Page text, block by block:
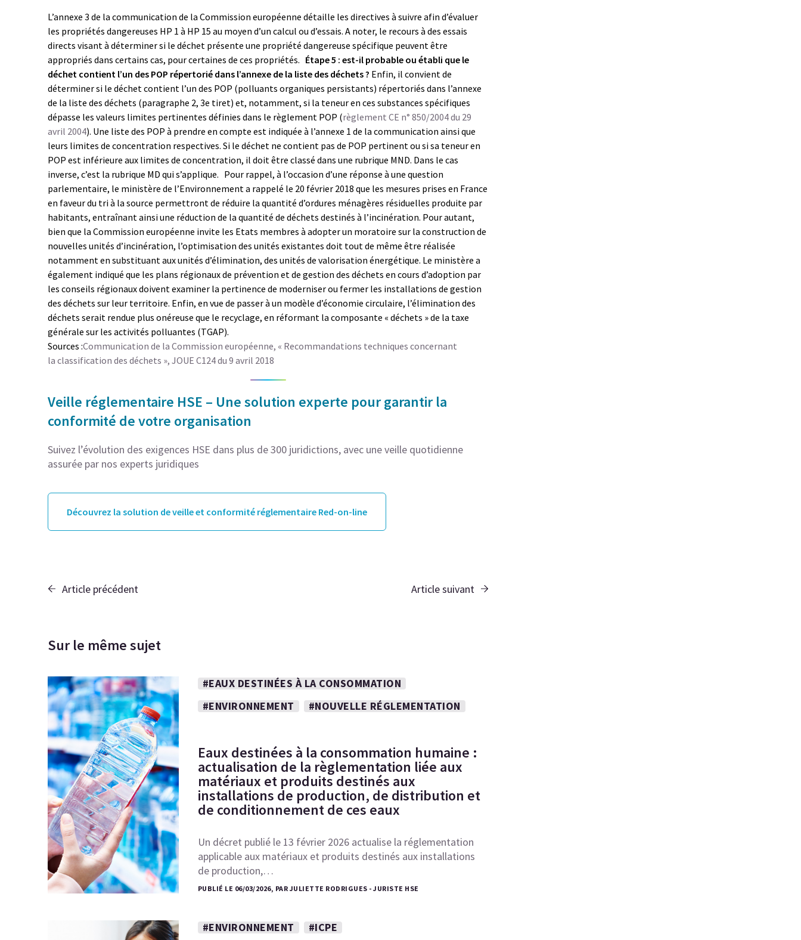
L’annexe 3 de la communication de la Commission européenne détaille les directives à suivre afin d’évaluer
les propriétés dangereuses HP 1 à HP 15 au moyen d’un calcul ou d’essais. A noter, le recours à des essais
directs visant à déterminer si le déchet présente une propriété dangereuse spécifique peuvent être
appropriés dans certains cas, pour certaines de ces propriétés. Étape 5 : est-il probable ou établi que le
déchet contient l’un des POP répertorié dans l’annexe de la liste des déchets ? Enfin, il convient de
déterminer si le déchet contient l’un des POP (polluants organiques persistants) répertoriés dans l’annexe
de la liste des déchets (paragraphe 2, 3e tiret) et, notamment, si la teneur en ces substances spécifiques
dépasse les valeurs limites pertinentes définies dans le règlement POP (règlement CE n° 850/2004 du 29
avril 2004). Une liste des POP à prendre en compte est indiquée à l’annexe 1 de la communication ainsi que
leurs limites de concentration respectives. Si le déchet ne contient pas de POP pertinent ou si sa teneur en
POP est inférieure aux limites de concentration, il doit être classé dans une rubrique MND. Dans le cas
inverse, c’est la rubrique MD qui s’applique. Pour rappel, à l’occasion d’une réponse à une question
parlementaire, le ministère de l’Environnement a rappelé le 20 février 2018 que les mesures prises en France
en faveur du tri à la source permettront de réduire la quantité d’ordures ménagères résiduelles produite par
habitants, entraînant ainsi une réduction de la quantité de déchets destinés à l’incinération. Pour autant,
bien que la Commission européenne invite les Etats membres à adopter un moratoire sur la construction de
nouvelles unités d’incinération, l’optimisation des unités existantes doit tout de même être réalisée
notamment en substituant aux unités d’élimination, des unités de valorisation énergétique. Le ministère a
également indiqué que les plans régionaux de prévention et de gestion des déchets en cours d’adoption par
les conseils régionaux doivent examiner la pertinence de moderniser ou fermer les installations de gestion
des déchets sur leur territoire. Enfin, en vue de passer à un modèle d’économie circulaire, l’élimination des
déchets serait rendue plus onéreuse que le recyclage, en réformant la composante « déchets » de la taxe
générale sur les activités polluantes (TGAP).
Sources :Communication de la Commission européenne, « Recommandations techniques concernant
la classification des déchets », JOUE C124 du 9 avril 2018
Veille réglementaire HSE – Une solution experte pour garantir la
conformité de votre organisation
Suivez l’évolution des exigences HSE dans plus de 300 juridictions, avec une veille quotidienne
assurée par nos experts juridiques
Découvrez la solution de veille et conformité réglementaire Red-on-line
Article précédent Article suivant
Sur le même sujet
#EAUX DESTINÉES À LA CONSOMMATION
#ENVIRONNEMENT
#NOUVELLE RÉGLEMENTATION
Eaux destinées à la consommation humaine :
actualisation de la règlementation liée aux
matériaux et produits destinés aux
installations de production, de distribution et
de conditionnement de ces eaux
Un décret publié le 13 février 2026 actualise la réglementation
applicable aux matériaux et produits destinés aux installations
de production,…
PUBLIÉ LE 06/03/2026, PAR JULIETTE RODRIGUES - JURISTE HSE
#ENVIRONNEMENT #ICPE